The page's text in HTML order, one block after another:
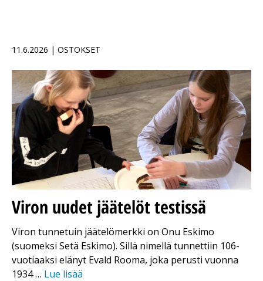
11.6.2026 | OSTOKSET
Viron uudet jäätelöt testissä
Viron tunnetuin jäätelömerkki on Onu Eskimo
(suomeksi Setä Eskimo). Sillä nimellä tunnettiin 106-
vuotiaaksi elänyt Evald Rooma, joka perusti vuonna
1934 … Lue lisää